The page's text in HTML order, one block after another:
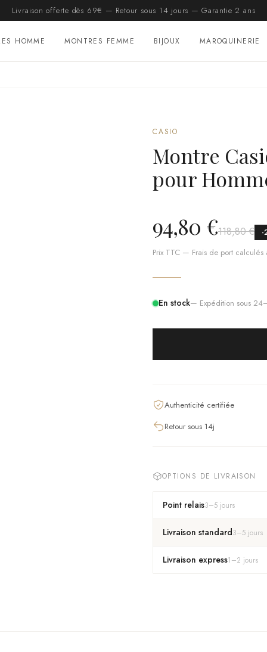
Livraison offerte dès 69€ — Retour sous 14 jours — Garantie 2 ans
HOMME MONTRES FEMME BIJOUX MAROQUINERIE
CASIO
Montre
pour
94,80 €118,80 € -
Prix TTC — Frais de port calculés
En stock— Expédition sous
Authenticité certifiée
Retour sous 14j
OPTIONS DE LIVRAISON
Point relais3–5 jours
Livraison standard3–5 jours
Livraison express1–2 jours